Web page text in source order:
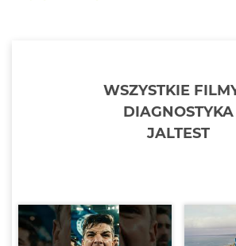
WSZYSTKIE
DIAGNOSTYKA
JALTEST